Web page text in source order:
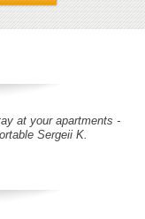
at your apartments -
Sergeii K.